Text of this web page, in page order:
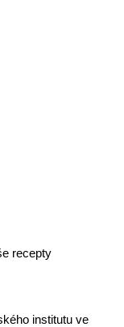
recepty
institutu ve